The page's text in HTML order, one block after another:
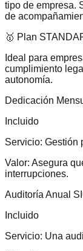
tipo de empresa.
de
🥇 Plan
Ideal para
cumplimiento
autonomía.
Dedicación
Incluido
Servicio: Gestión
Valor: Asegura
interrupciones.
Auditoría Anual
Incluido
Servicio: Una